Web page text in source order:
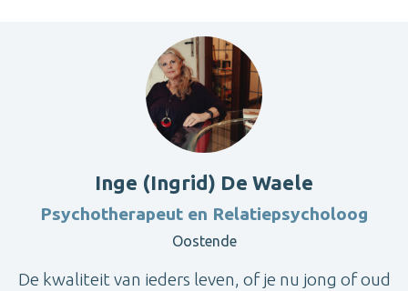
Inge (Ingrid) De Waele
Psychotherapeut en Relatiepsycholoog
Oostende
De kwaliteit van ieders leven, of je nu jong of oud